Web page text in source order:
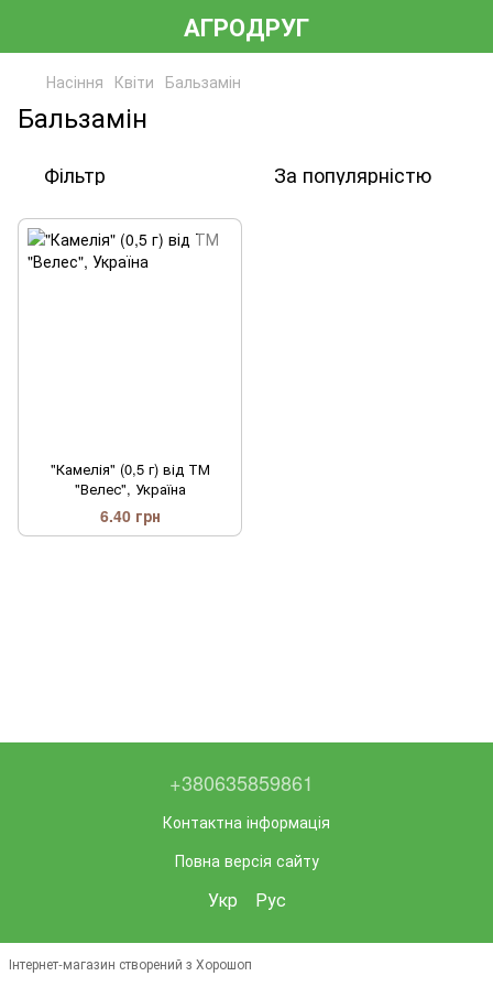
АГРОДРУГ
Насіння Квіти Бальзамін
Бальзамін
Фільтр За популярністю
"Камелія" (0,5 г) від ТМ
"Велес", Україна
6.40 грн
+380635859861
Контактна інформація
Повна версія сайту
Укр Рус
Інтернет-магазин створений з Хорошоп